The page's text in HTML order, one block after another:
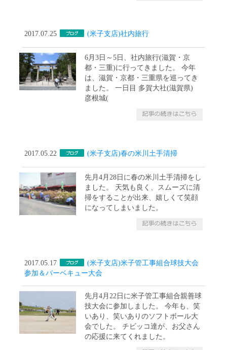
2017.07.25 (米子支店)社内旅行
6月3日～5日、社内旅行(滋賀・京
都・三重)に行ってきました。 今年
は、滋賀・京都・三重県を巡ってき
ました。 一日目 多賀大社(滋賀県)
彦根城(
2017.05.22 (米子支店)春の米川土手清掃
先月4月28日に春の米川土手清掃をし
ました。 天気も良く、スムーズに清
掃をすることが出来、嬉しくて笑顔
になってしまいました。
2017.05.17
(米子支店)米子管工事組合球技大会
参加＆バーベキュー大会
先月4月22日に米子管工事組合親善球
技大会に参加しました。 今年も、笑
いあり、笑いありのソフトボール大
会でした。 チビッコ達が、お父さん
の応援に来てくれました。